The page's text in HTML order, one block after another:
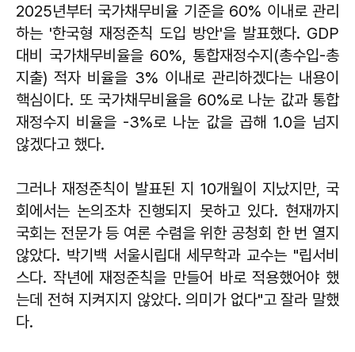
2025년부터 국가채무비율 기준을 60% 이내로 관리
하는 '한국형 재정준칙 도입 방안'을 발표했다. GDP
대비 국가채무비율을 60%, 통합재정수지(총수입-총
지출) 적자 비율을 3% 이내로 관리하겠다는 내용이
핵심이다. 또 국가채무비율을 60%로 나눈 값과 통합
재정수지 비율을 -3%로 나눈 값을 곱해 1.0을 넘지
않겠다고 했다.
그러나 재정준칙이 발표된 지 10개월이 지났지만, 국
회에서는 논의조차 진행되지 못하고 있다. 현재까지
국회는 전문가 등 여론 수렴을 위한 공청회 한 번 열지
않았다. 박기백 서울시립대 세무학과 교수는 "립서비
스다. 작년에 재정준칙을 만들어 바로 적용했어야 했
는데 전혀 지켜지지 않았다. 의미가 없다"고 잘라 말했
다.